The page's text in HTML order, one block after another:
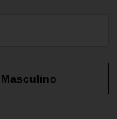
Masculino